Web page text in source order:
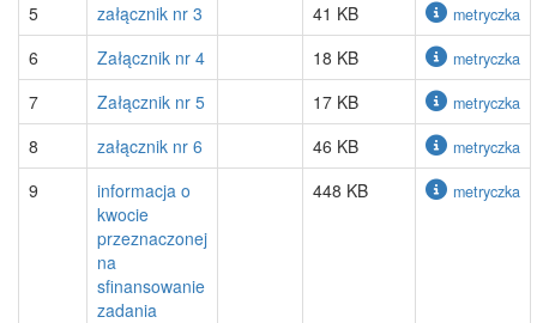
5 załącznik nr 3 41 KB metryczka
6 Załącznik nr 4 18 KB metryczka
7 Załącznik nr 5 17 KB metryczka
8 załącznik nr 6 46 KB metryczka
9
informacja o
kwocie
przeznaczonej
na
sfinansowanie
zadania
448 KB metryczka